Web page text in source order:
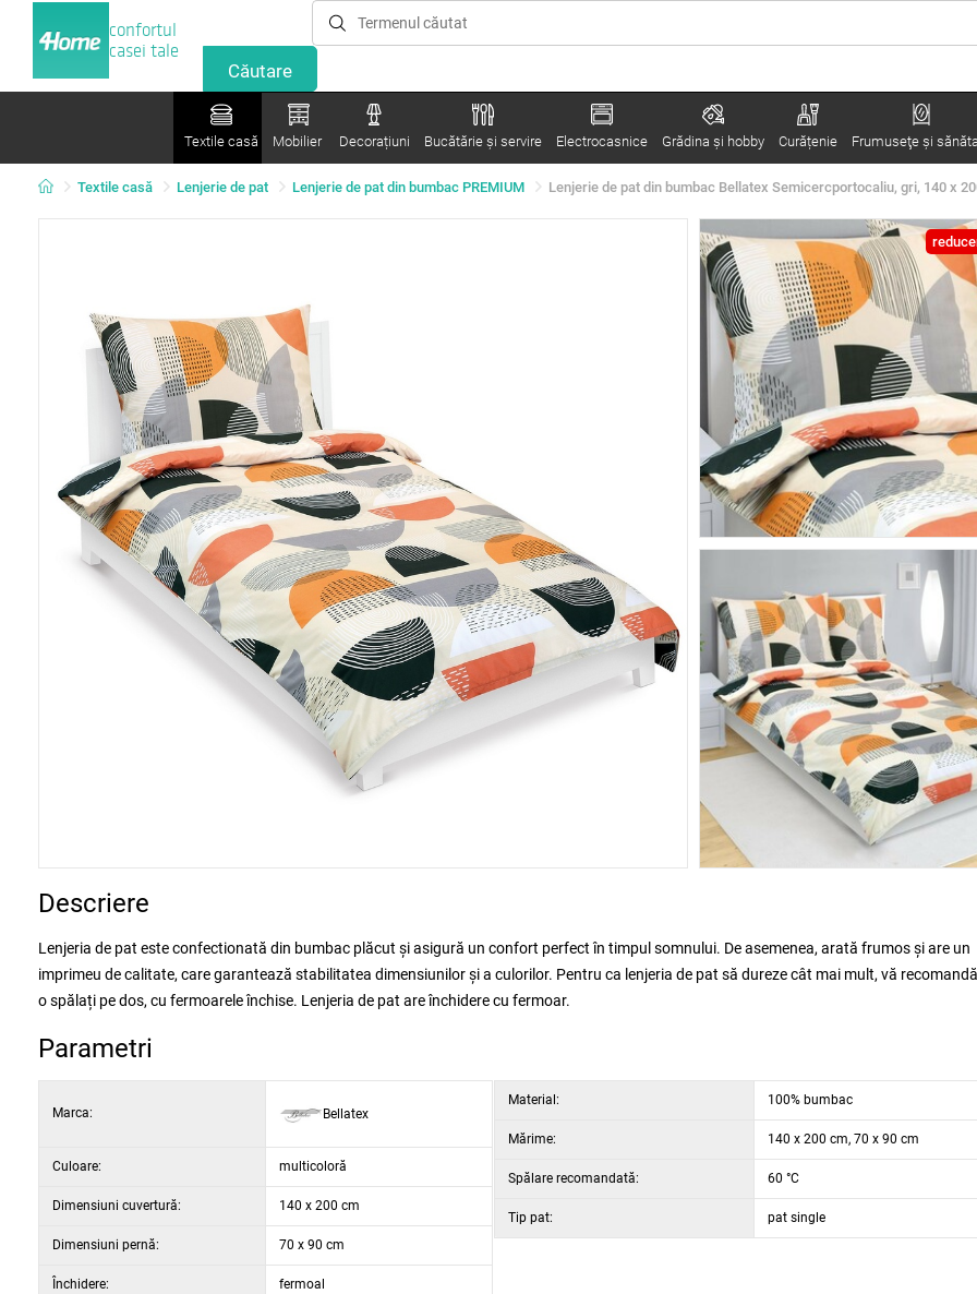
confortul
casei tale
Textile casă Mobilier Decorațiuni Bucătărie și servire Electrocasnice Grădina şi hobby Curățenie Frumuseţe şi
Textile casă Lenjerie de pat Lenjerie de pat din bumbac PREMIUM Lenjerie de pat din bumbac Bellatex Semicercportocaliu, gri, 140 x
Descriere
Lenjeria de pat este confectionată din bumbac plăcut și asigură un confort perfect în timpul somnului. De asemenea, arată frumos și are un
imprimeu de calitate, care garantează stabilitatea dimensiunilor și a culorilor. Pentru ca lenjeria de pat să dureze cât mai mult, vă
o spălați pe dos, cu fermoarele închise. Lenjeria de pat are închidere cu fermoar.
Parametri
Marca: Bellatex
Culoare: multicoloră
Dimensiuni cuvertură: 140 x 200 cm
Dimensiuni pernă: 70 x 90 cm
Închidere: fermoal
Material: 100% bumbac
Mărime: 140 x 200 cm, 70 x 90 cm
Spălare recomandată: 60 °C
Tip pat: pat single